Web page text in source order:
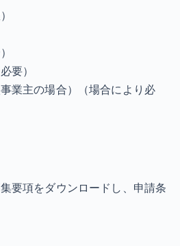
要）
業主の場合）
（場合により必
要項をダウンロードし、申請条